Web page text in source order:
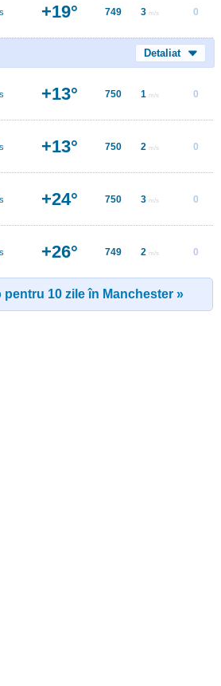
+19° 749 3 m/s 0
Detaliat
+13° 750 1 m/s 0
+13° 750 2 m/s 0
+24° 750 3 m/s 0
+26° 749 2 m/s 0
pentru 10 zile în Manchester »